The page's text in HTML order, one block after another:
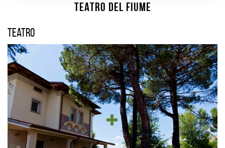
TEATRO DEL FIUME
Teatro